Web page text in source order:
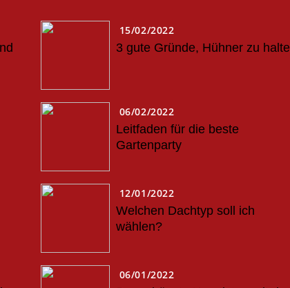
15/02/2022
3 gute Gründe, Hühner zu
06/02/2022
Leitfaden für die beste
Gartenparty
12/01/2022
Welchen Dachtyp soll ich
wählen?
06/01/2022